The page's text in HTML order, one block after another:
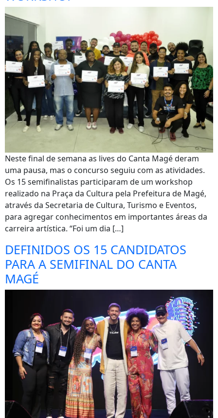
Neste final de semana as lives do Canta Magé deram
uma pausa, mas o concurso seguiu com as atividades.
Os 15 semifinalistas participaram de um workshop
realizado na Praça da Cultura pela Prefeitura de Magé,
através da Secretaria de Cultura, Turismo e Eventos,
para agregar conhecimentos em importantes áreas da
carreira artística. “Foi um dia […]
DEFINIDOS OS 15 CANDIDATOS
PARA A SEMIFINAL DO CANTA
MAGÉ